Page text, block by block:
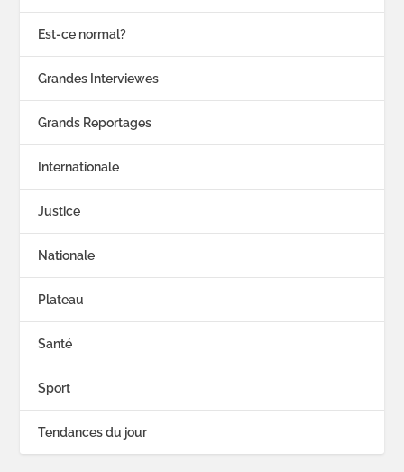
Est-ce normal?
Grandes Interviewes
Grands Reportages
Internationale
Justice
Nationale
Plateau
Santé
Sport
Tendances du jour